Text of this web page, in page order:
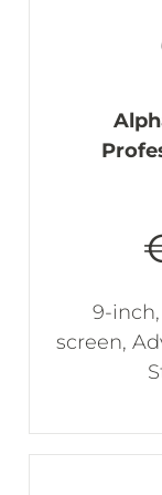
9-
screen,